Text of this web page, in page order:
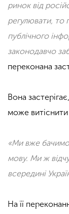
ринок від
регулювати, то
публічного
законодавчо
переконана
Вона
може
«Ми вже
мову. Ми ж
всередині
На її